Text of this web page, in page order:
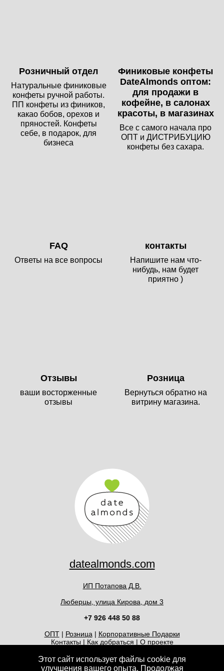
Розничный отдел
Натуральные финиковые
конфеты ручной работы.
ПП конфеты из фиников,
какао бобов, орехов и
пряностей. Конфеты
себе, в подарок, для
бизнеса
Финиковые конфеты
DateAlmonds оптом:
для продажи в
кофейне, в салонах
красоты, в магазинах
Все с самого начала про
ОПТ и ДИСТРИБУЦИЮ
конфеты без сахара.
FAQ
Ответы на все вопросы
контакты
Напишите нам что-
нибудь, нам будет
приятно )
Отзывы
ваши восторженные
отзывы
Розница
Вернуться обратно на
витрину магазина.
datealmonds.com
ИП Потапова Д.В.
Люберцы, улица Кирова, дом 3
+7 926 448 50 88
ОПТ| Розница| Корпоративные Подарки
Контакты | Как добраться | О проекте
Политика конфиденциальности
Этот сайт использует файлы cookie для
улучшения вашего опыта. Продолжая